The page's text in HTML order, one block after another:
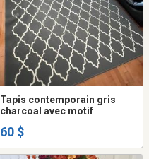
Tapis contemporain gris
charcoal avec motif
60 $